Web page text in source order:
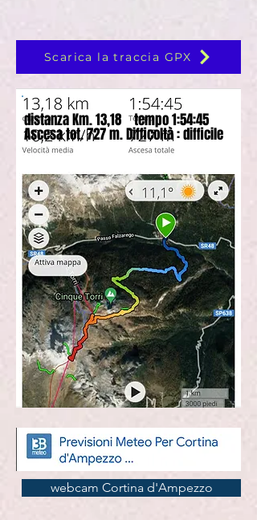
Scarica la traccia GPX
distanza Km. 13,18 tempo 1:54:45
Ascesa tot. 727 m. Difficoltà : difficile
webcam Cortina d'Ampezzo